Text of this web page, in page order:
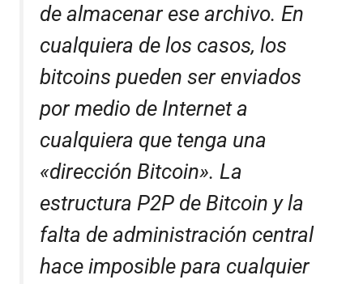
de almacenar ese archivo. En
cualquiera de los casos, los
bitcoins pueden ser enviados
por medio de Internet a
cualquiera que tenga una
«dirección Bitcoin». La
estructura P2P de Bitcoin y la
falta de administración central
hace imposible para cualquier